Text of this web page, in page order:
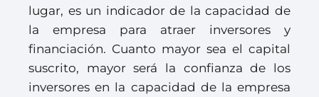
lugar, es un indicador de la capacidad de
la empresa para atraer inversores y
financiación. Cuanto mayor sea el capital
suscrito, mayor será la confianza de los
inversores en la capacidad de la empresa